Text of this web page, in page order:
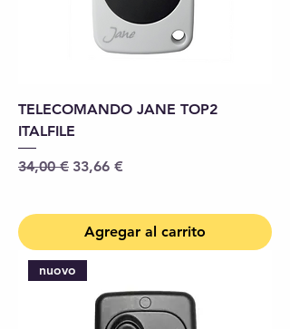
TELECOMANDO JANE TOP2
ITALFILE
Precio
34,00 € Precio de oferta
33,66 €
Agregar al carrito
nuovo